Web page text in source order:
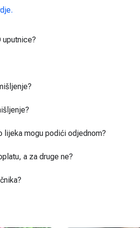
uputnice?
lijeka mogu podići odjednom?
a za druge ne?